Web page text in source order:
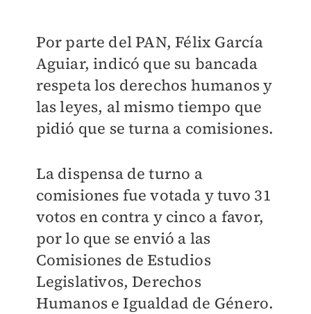
Por parte del PAN, Félix García
Aguiar, indicó que su bancada
respeta los derechos humanos y
las leyes, al mismo tiempo que
pidió que se turna a comisiones.
La dispensa de turno a
comisiones fue votada y tuvo 31
votos en contra y cinco a favor,
por lo que se envió a las
Comisiones de Estudios
Legislativos, Derechos
Humanos e Igualdad de Género.